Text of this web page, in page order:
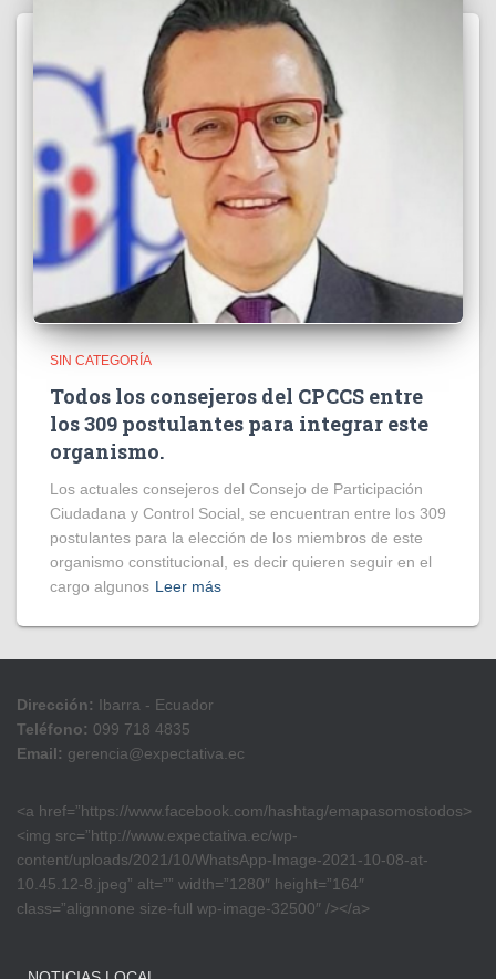
SIN CATEGORÍA
Todos los consejeros del CPCCS entre
los 309 postulantes para integrar este
organismo.
Los actuales consejeros del Consejo de Participación
Ciudadana y Control Social, se encuentran entre los 309
postulantes para la elección de los miembros de este
organismo constitucional, es decir quieren seguir en el
cargo algunos Leer más
Dirección: Ibarra - Ecuador
Teléfono: 099 718 4835
Email: gerencia@expectativa.ec
<a href=”https://www.facebook.com/hashtag/emapasomostodos>
<img src=”http://www.expectativa.ec/wp-
content/uploads/2021/10/WhatsApp-Image-2021-10-08-at-
10.45.12-8.jpeg” alt=”” width=”1280″ height=”164″
class=”alignnone size-full wp-image-32500″ /></a>